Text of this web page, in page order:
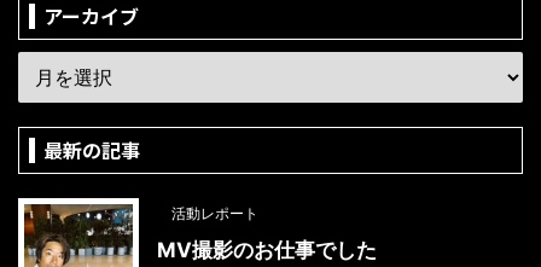
アーカイブ
最新の記事
活動レポート
MV撮影のお仕事でした